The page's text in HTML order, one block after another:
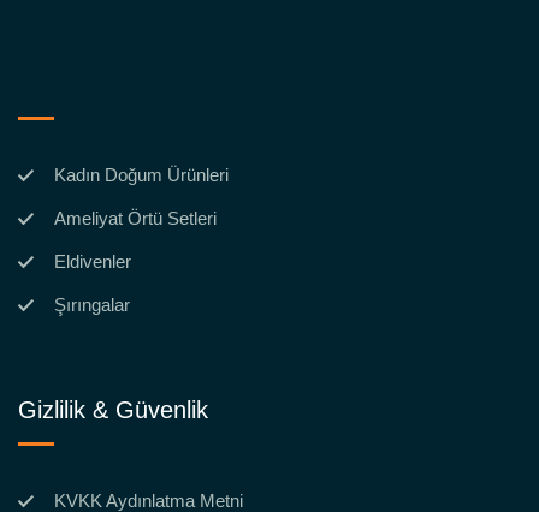
Kadın Doğum Ürünleri
Ameliyat Örtü Setleri
Eldivenler
Şırıngalar
Gizlilik & Güvenlik
KVKK Aydınlatma Metni